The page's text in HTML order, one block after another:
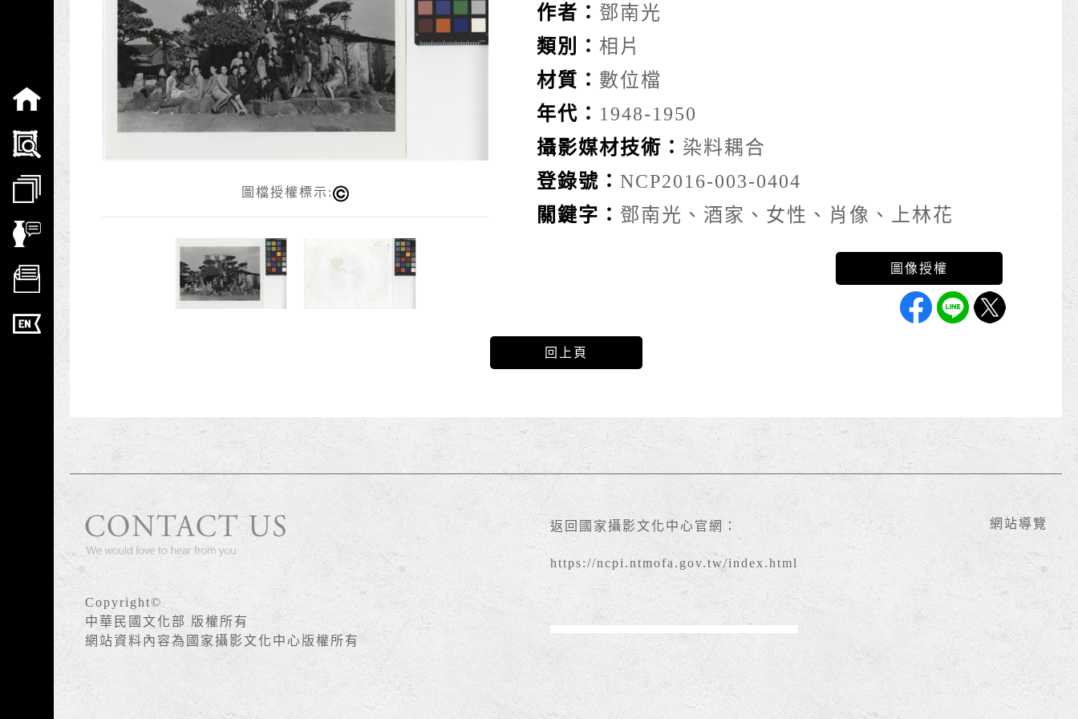
圖檔授權標示:
作者： 鄧南光
類別： 相片
材質： 數位檔
年代： 1948-1950
攝影媒材技術： 染料耦合
登錄號：NCP2016-003-0404
關鍵字： 鄧南光、酒家、女性、肖像、上林花
回上頁
Copyright©
中華民國文化部 版權所有
網站資料內容為國家攝影文化中心版權所有
返回國家攝影文化中心官網：
https://ncpi.ntmofa.gov.tw/index.html
網站導覽